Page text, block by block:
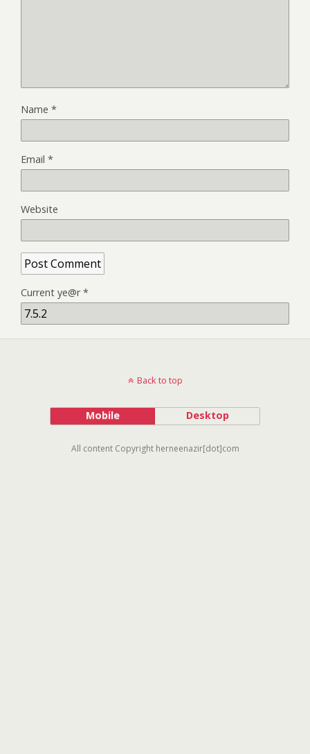
Name *
Email *
Website
Current ye@r*
Back to top
Mobile Desktop
All content Copyright herneenazir[dot]com